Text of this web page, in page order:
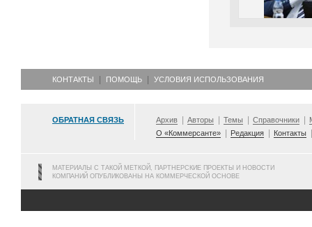
КОНТАКТЫ ПОМОЩЬ УСЛОВИЯ ИСПОЛЬЗОВАНИЯ
ОБРАТНАЯ СВЯЗЬ Архив Авторы Темы Справочники
О «Коммерсанте»
Редакция Контакты
МАТЕРИАЛЫ С ТАКОЙ МЕТКОЙ, ПАРТНЕРСКИЕ ПРОЕКТЫ И НОВОСТИ
КОМПАНИЙ ОПУБЛИКОВАНЫ НА КОММЕРЧЕСКОЙ ОСНОВЕ